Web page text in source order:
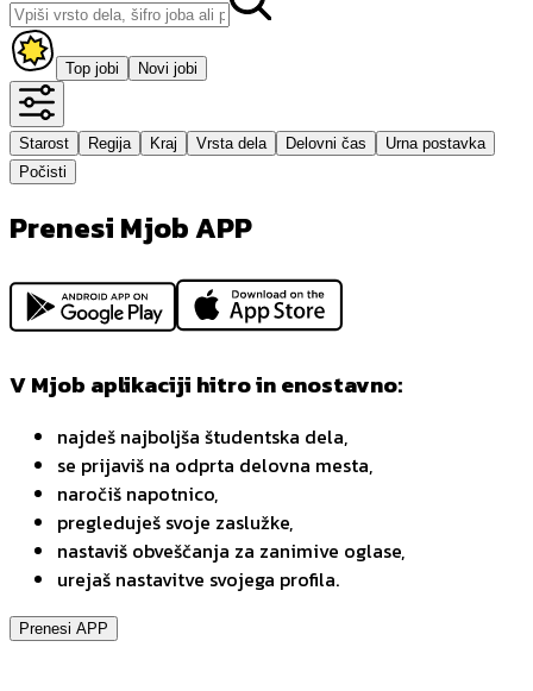
Top jobi Novi jobi
Starost Regija Kraj Vrsta dela Delovni čas
Urna postavka
Počisti
Prenesi Mjob APP
V Mjob aplikaciji hitro in enostavno:
najdeš najboljša študentska dela,
se prijaviš na odprta delovna mesta,
naročiš napotnico,
pregleduješ svoje zaslužke,
nastaviš obveščanja za zanimive oglase,
urejaš nastavitve svojega profila.
Prenesi APP